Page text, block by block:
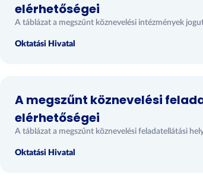
elérhetőségei
A táblázat a megszűnt köznevelési intézmények
Oktatási Hivatal
A megszűnt köznevelési
elérhetőségei
A táblázat a megszűnt köznevelési feladatellátási
Oktatási Hivatal